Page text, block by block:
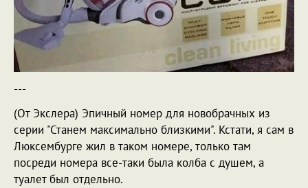
---
(От Экслера) Эпичный номер для новобрачных из
серии "Станем максимально близкими". Кстати, я сам в
Люксембурге жил в таком номере, только там
посреди номера все-таки была колба с душем, а
туалет был отдельно.